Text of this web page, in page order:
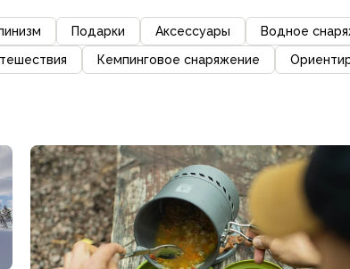
Подарки Аксессуары Водное
Кемпинговое снаряжение